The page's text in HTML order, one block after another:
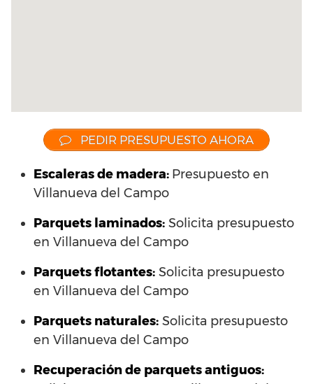
PEDIR PRESUPUESTO AHORA
Escaleras de madera: Presupuesto en
Villanueva del Campo
Parquets laminados: Solicita presupuesto
en Villanueva del Campo
Parquets flotantes: Solicita presupuesto
en Villanueva del Campo
Parquets naturales: Solicita presupuesto
en Villanueva del Campo
Recuperación de parquets antiguos: